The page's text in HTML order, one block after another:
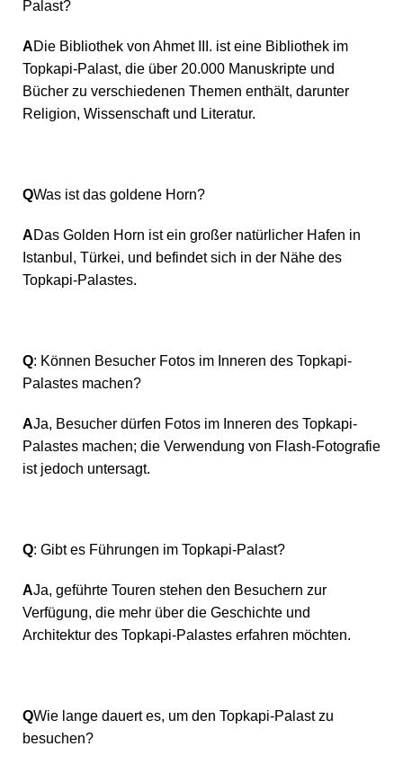
Palast?
ADie Bibliothek von Ahmet III. ist eine Bibliothek im
Topkapi-Palast, die über 20.000 Manuskripte und
Bücher zu verschiedenen Themen enthält, darunter
Religion, Wissenschaft und Literatur.
QWas ist das goldene Horn?
ADas Golden Horn ist ein großer natürlicher Hafen in
Istanbul, Türkei, und befindet sich in der Nähe des
Topkapi-Palastes.
Q: Können Besucher Fotos im Inneren des Topkapi-
Palastes machen?
AJa, Besucher dürfen Fotos im Inneren des Topkapi-
Palastes machen; die Verwendung von Flash-Fotografie
ist jedoch untersagt.
Q: Gibt es Führungen im Topkapi-Palast?
AJa, geführte Touren stehen den Besuchern zur
Verfügung, die mehr über die Geschichte und
Architektur des Topkapi-Palastes erfahren möchten.
QWie lange dauert es, um den Topkapi-Palast zu
besuchen?